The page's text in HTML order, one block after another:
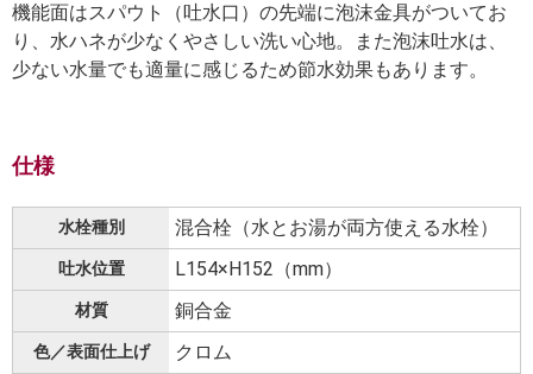
機能面はスパウト（吐水口）の先端に泡沫金具がついてお
り、水ハネが少なくやさしい洗い心地。また泡沫吐水は、
少ない水量でも適量に感じるため節水効果もあります。
仕様
水栓種別 混合栓（水とお湯が両方使える水栓）
吐水位置 L154×H152（mm）
材質 銅合金
色／表面仕上げ クロム